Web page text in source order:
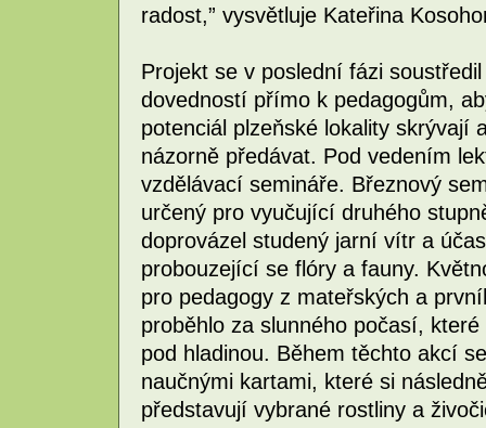
radost,” vysvětluje Kateřina
Projekt se v poslední fázi
dovedností přímo k pedagogům,
potenciál plzeňské lokality skrývají
názorně předávat. Pod vedením
vzdělávací semináře. Březnový
určený pro vyučující druhého
doprovázel studený jarní vítr a
probouzející se flóry a fauny.
pro pedagogy z mateřských a
proběhlo za slunného počasí,
pod hladinou. Během těchto akcí
naučnými kartami, které si
představují vybrané rostliny a